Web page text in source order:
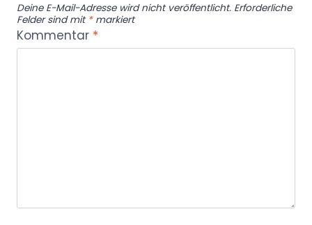
Deine E-Mail-Adresse wird nicht veröffentlicht. Erforderliche
Felder sind mit *markiert
Kommentar *